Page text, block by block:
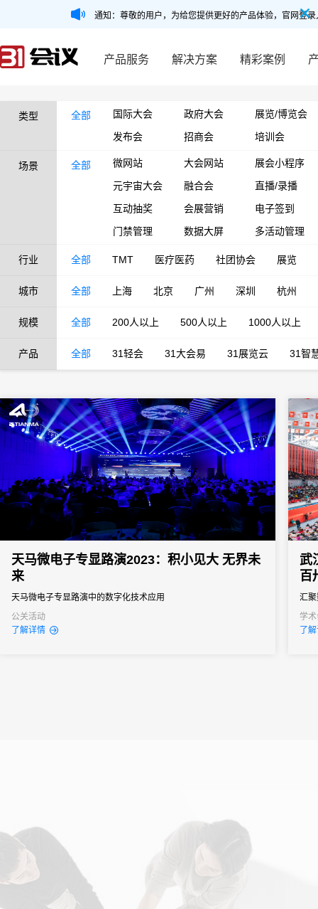
通知：尊敬的用户，为给您提供更好的产品体验，官网登
产品服务 解决方案 精彩案例
类型 全部 国际大会 政府大会
展览/博览会
发布会
招商会 培训会
场景 全部 微网站 大会网站
展会小程序
元宇宙大会
融合会
直播/录播
互动抽奖
会展营销
电子签到
门禁管理
数据大屏 多活动管理
行业 全部 TMT 医疗医药 社团协会 展览
城市 全部 上海 北京 广州 深圳 杭州
规模 全部 200人以上 500人以上 1000人以上
产品 全部 31轻会 31大会易 31展览云 31智
天马微电子专显路演2023：积小见大 无界未
来
天马微电子专显路演中的数字化技术应用
公关活动
了解详情
武
百
汇
学
了